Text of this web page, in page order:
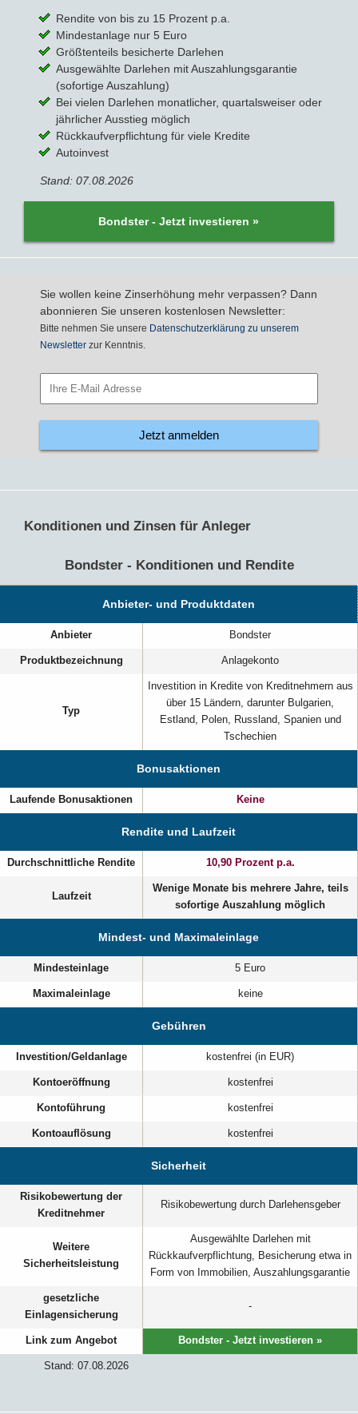
Bausparvertrag
Rendite von bis zu 15 Prozent p.a.
Mindestanlage nur 5 Euro
Größtenteils besicherte Darlehen
Ausgewählte Darlehen mit Auszahlungsgarantie
(sofortige Auszahlung)
Bei vielen Darlehen monatlicher, quartalsweiser oder
jährlicher Ausstieg möglich
Rückkaufverpflichtung für viele Kredite
Autoinvest
Stand: 07.08.2026
Bondster - Jetzt investieren »
Sie wollen keine Zinserhöhung mehr verpassen? Dann
abonnieren Sie unseren kostenlosen Newsletter:
Bitte nehmen Sie unsere Datenschutzerklärung zu unserem
Newsletter zur Kenntnis.
Jetzt anmelden
Konditionen und Zinsen für Anleger
Bondster - Konditionen und Rendite
Anbieter- und Produktdaten
Stand: 07.08.2026
Anbieter Bondster
Produktbezeichnung Anlagekonto
Typ
Investition in Kredite von Kreditnehmern aus
über 15 Ländern, darunter Bulgarien,
Estland, Polen, Russland, Spanien und
Tschechien
Bonusaktionen
Laufende Bonusaktionen Keine
Rendite und Laufzeit
Durchschnittliche Rendite 10,90 Prozent p.a.
Laufzeit
Wenige Monate bis mehrere Jahre, teils
sofortige Auszahlung möglich
Mindest- und Maximaleinlage
Mindesteinlage 5 Euro
Maximaleinlage keine
Gebühren
Investition/Geldanlage kostenfrei (in EUR)
Kontoeröffnung kostenfrei
Kontoführung kostenfrei
Kontoauflösung kostenfrei
Sicherheit
Risikobewertung der
Kreditnehmer
Risikobewertung durch Darlehensgeber
Weitere
Sicherheitsleistung
Ausgewählte Darlehen mit
Rückkaufverpflichtung, Besicherung etwa in
Form von Immobilien, Auszahlungsgarantie
gesetzliche
Einlagensicherung
-
Link zum Angebot Bondster - Jetzt investieren »